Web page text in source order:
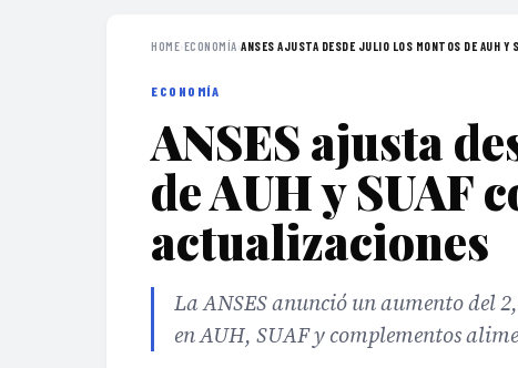
HOME›ECONOMÍA›ANSES AJUSTA DESDE JULIO LOS MONTOS DE AUH Y
ECONOMÍA
ANSES ajusta
de AUH y SUAF
actualizaciones
La ANSES anunció un aumento del
en AUH, SUAF y complementos